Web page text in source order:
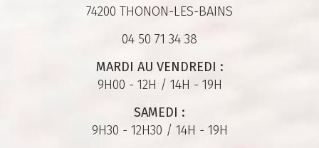
74200 THONON-LES-BAINS
04 50 71 34 38
MARDI AU VENDREDI :
9H00 - 12H / 14H - 19H
SAMEDI :
9H30 - 12H30 / 14H - 19H